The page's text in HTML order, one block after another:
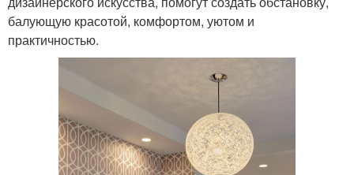
балующую красотой, комфортом, уютом и
практичностью.